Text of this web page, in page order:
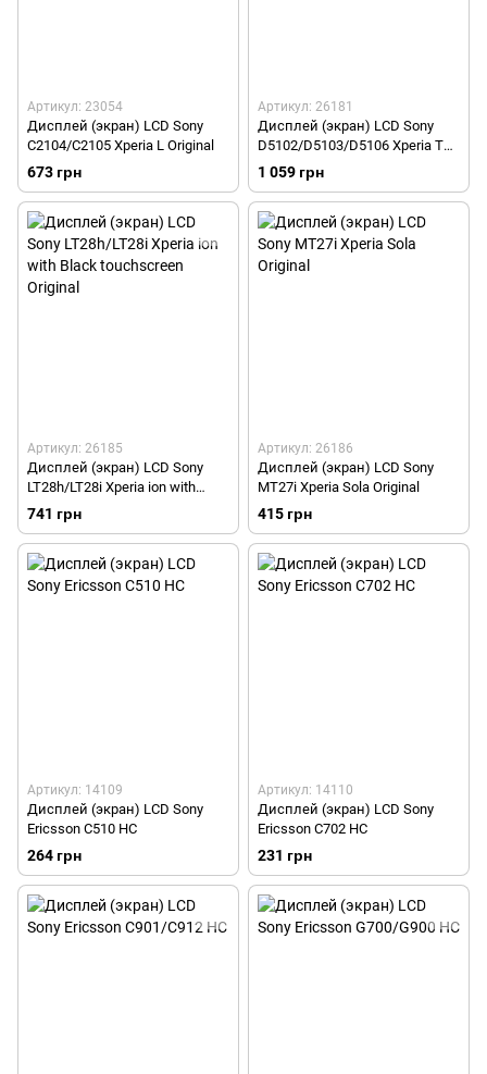
Артикул: 23054
Дисплей (экран) LCD Sony
C2104/C2105 Xperia L Original
673 грн
Артикул: 26181
Дисплей (экран) LCD Sony
D5102/D5103/D5106 Xperia T3
with touchscreen Black Original
1 059 грн
Артикул: 26185
Дисплей (экран) LCD Sony
LT28h/LT28i Xperia ion with
Black touchscreen Original
741 грн
Артикул: 26186
Дисплей (экран) LCD Sony
MT27i Xperia Sola Original
415 грн
Артикул: 14109
Дисплей (экран) LCD Sony
Ericsson C510 HC
264 грн
Артикул: 14110
Дисплей (экран) LCD Sony
Ericsson C702 HC
231 грн